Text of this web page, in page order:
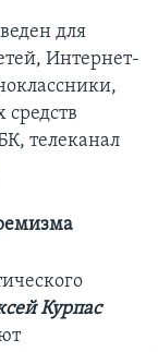
для
Интернет-
телеканал
Курпас